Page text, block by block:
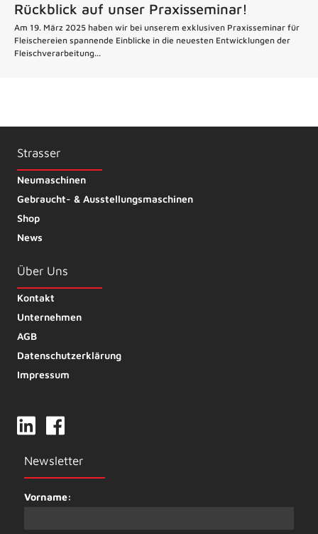
Rückblick auf unser Praxisseminar!
Am 19. März 2025 haben wir bei unserem exklusiven Praxisseminar für
Fleischereien spannende Einblicke in die neuesten Entwicklungen der
Fleischverarbeitung...
Strasser
Neumaschinen
Gebraucht- & Ausstellungsmaschinen
Shop
News
Über Uns
Kontakt
Unternehmen
AGB
Datenschutzerklärung
Impressum
Newsletter
Vorname: